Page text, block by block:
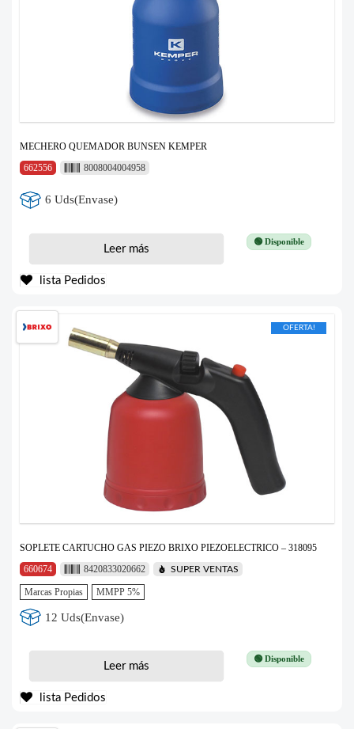
MECHERO QUEMADOR BUNSEN KEMPER
662556
8008004004958
6 Uds(Envase)
🟢 Disponible
Leer más
lista Pedidos
OFERTA!
SOPLETE CARTUCHO GAS PIEZO BRIXO PIEZOELECTRICO – 318095
660674
8420833020662 SUPER VENTAS
Marcas Propias MMPP 5%
12 Uds(Envase)
🟢 Disponible
Leer más
lista Pedidos